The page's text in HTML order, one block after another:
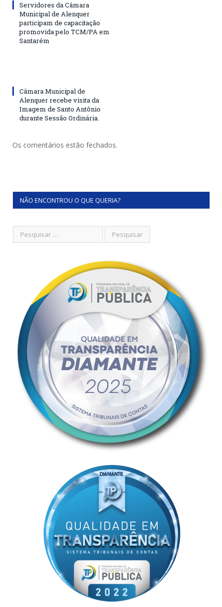
Servidores da Câmara
Municipal de Alenquer
participam de capacitação
promovida pelo TCM/PA em
Santarém
Câmara Municipal de
Alenquer recebe visita da
Imagem de Santo Antônio
durante Sessão Ordinária.
Os comentários estão fechados.
NÃO ENCONTROU O QUE QUERIA?